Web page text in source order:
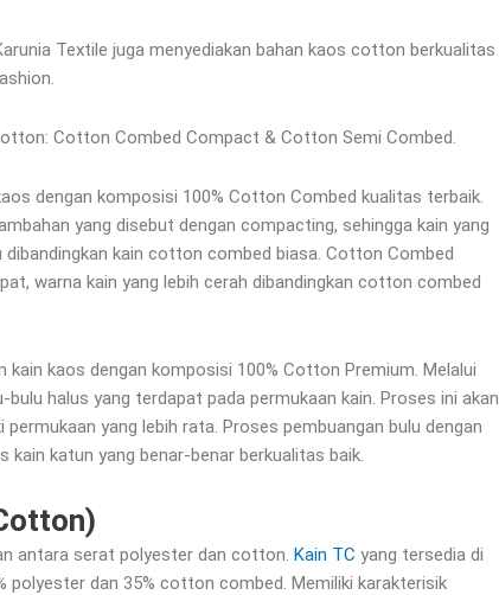
Textile juga menyediakan bahan kaos cotton berkualitas
Cotton Combed Compact & Cotton Semi Combed.
dengan komposisi 100% Cotton Combed kualitas terbaik.
yang disebut dengan compacting, sehingga kain yang
dibandingkan kain cotton combed biasa. Cotton Combed
warna kain yang lebih cerah dibandingkan cotton combed
kain kaos dengan komposisi 100% Cotton Premium. Melalui
halus yang terdapat pada permukaan kain. Proses ini akan
yang lebih rata. Proses pembuangan bulu dengan
kain katun yang benar-benar berkualitas baik.
antara serat polyester dan cotton. Kain TC yang tersedia di
polyester dan 35% cotton combed. Memiliki karakterisik